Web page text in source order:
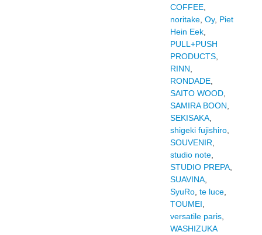
COFFEE,
noritake, Oy, Piet
Hein Eek,
PULL+PUSH
PRODUCTS,
RINN
RONDADE,
SAITO WOOD,
SAMIRA BOON
SEKISAKA,
shigeki fujishiro,
SOUVENIR
studio note,
STUDIO PREPA,
SUAVINA,
SyuRo, te luce,
TOUMEI
versatile paris,
WASHIZUKA